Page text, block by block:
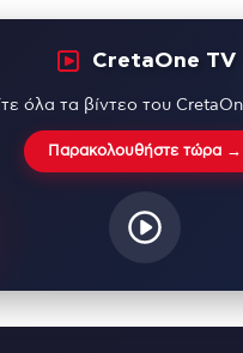
CretaOne TV
όλα τα βίντεο του
Παρακολουθήστε τώρα →